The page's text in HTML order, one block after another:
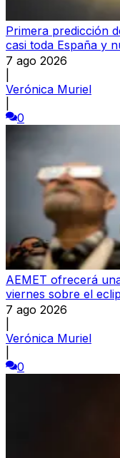
Primera predicción
casi toda España y
7 ago 2026
Verónica Muriel
0
AEMET ofrecerá
viernes sobre el
7 ago 2026
Verónica Muriel
0